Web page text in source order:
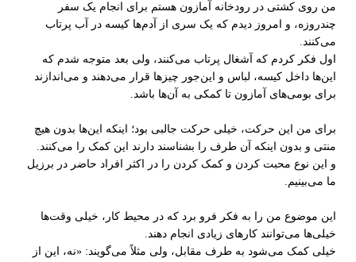
من روی کشتی در رودخانه آمازون هستم برای انجام یک سفر
چندروزه، و امروز دیدم که یک سری از آدم‌ها کیسه در آب پرتاب
می‌کنند.
اول فکر کردم که آشغال پرتاب می‌کنند، ولی بعد متوجه شدم که
این‌ها داخل کیسه، لباس و این‌جور چیزها قرار می‌دهند و می‌اندازند
برای بومی‌های آمازون تا کمکی به آن‌ها باشد.
برای من این حرکت، خیلی حرکت جالبی بود؛ اینکه این‌ها بدون هیچ
منتی و بدون اینکه آن طرف را بشناسند دارند این کمک را می‌کنند.
و این نوع محبت کردن و کمک کردن را در اکثر افراد حاضر در برزیل
ما می‌بینیم.
این موضوع من را به فکر فرو برد که در محیط کار، خیلی وقت‌ها
خیلی‌ها می‌توانند کارهای زیادی انجام دهند.
خیلی کمک می‌شود به طرف مقابل، ولی مثلاً می‌گویند: «نه، این از